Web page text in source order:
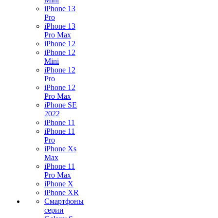
iPhone 13
Pro
iPhone 13
Pro Max
iPhone 12
iPhone 12
Mini
iPhone 12
Pro
iPhone 12
Pro Max
iPhone SE
2022
iPhone 11
iPhone 11
Pro
iPhone Xs
Max
iPhone 11
Pro Max
iPhone X
iPhone XR
Смартфоны
серии